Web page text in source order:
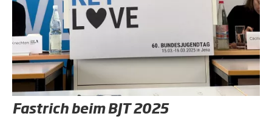
Fastrich beim BJT 2025